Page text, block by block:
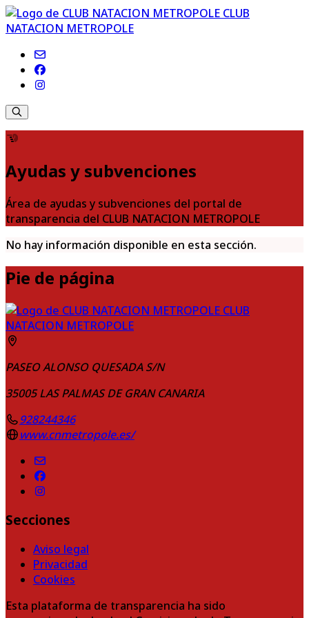
CLUB
NATACION METROPOLE
Ayudas y subvenciones
Área de ayudas y subvenciones del portal de
transparencia del CLUB NATACION METROPOLE
No hay información disponible en esta sección.
Pie de página
CLUB
NATACION METROPOLE
PASEO ALONSO QUESADA S/N
35005 LAS PALMAS DE GRAN CANARIA
928244346
www.cnmetropole.es/
Secciones
Aviso legal
Privacidad
Cookies
Esta plataforma de transparencia ha sido